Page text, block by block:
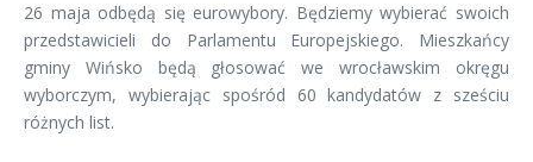
26 maja odbędą się eurowybory. Będziemy wybierać swoich
przedstawicieli do Parlamentu Europejskiego. Mieszkańcy
gminy Wińsko będą głosować we wrocławskim okręgu
wyborczym, wybierając spośród 60 kandydatów z sześciu
różnych list.